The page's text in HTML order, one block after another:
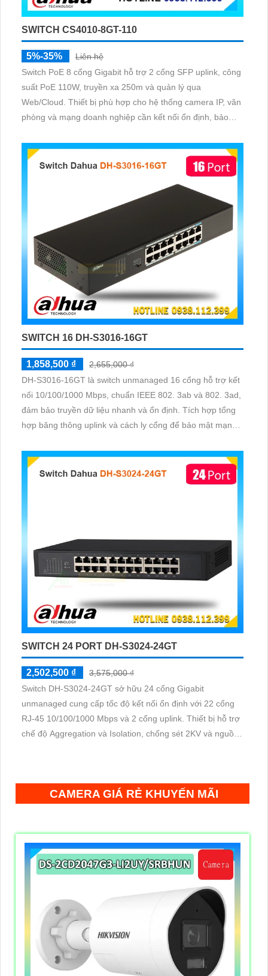
SWITCH CS4010-8GT-110
5%-35%
Liên hệ
Switch PoE 8 cổng Gigabit hỗ trợ 2 cổng SFP uplink, công
suất PoE 110W, truyền xa 250m và quản lý qua
Web/Cloud. Thiết bị phù hợp cho hệ thống camera IP, văn
phòng và mạng doanh nghiệp cần kết nối ổn định, bảo
SWITCH 16 DH-S3016-16GT
1,858,500 ₫
2,655,000 ₫
DH-S3016-16GT là switch unmanaged 16 cổng hỗ trợ kết
nối 10/100/1000 Mbps, chuẩn IEEE 802. 3ab và 802. 3ad,
đảm bảo truyền dữ liệu nhanh và ổn định. Tích hợp tổng
hợp băng thông uplink và cách ly cổng để bảo mật mạng,
16K
SWITCH 24 PORT DH-S3024-24GT
2,502,500 ₫
3,575,000 ₫
Switch DH-S3024-24GT sở hữu 24 cổng Gigabit
unmanaged cung cấp tốc độ kết nối ổn định với 22 cổng
RJ-45 10/100/1000 Mbps và 2 cổng uplink. Thiết bị hỗ trợ
chế độ Aggregation và Isolation, chống sét 2KV và nguồn
CAMERA GIÁ RẺ KHUYẾN MÃI